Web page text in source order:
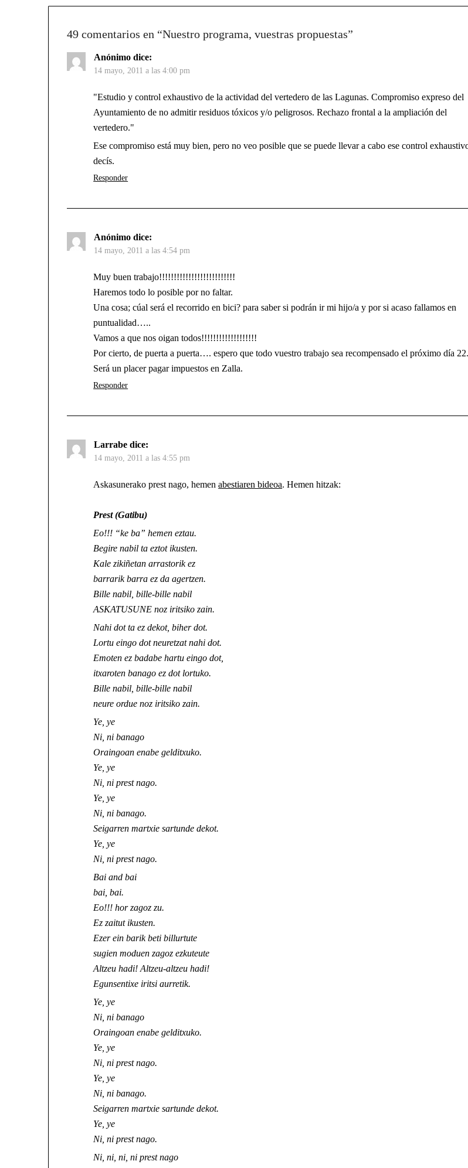
49 comentarios en “Nuestro programa, vuestras propuestas”
Anónimo dice:
14 mayo, 2011 a las 4:00 pm
"Estudio y control exhaustivo de la actividad del vertedero de las Lagunas. Compromiso expreso del
Ayuntamiento de no admitir residuos tóxicos y/o peligrosos. Rechazo frontal a la ampliación del
vertedero."
Ese compromiso está muy bien, pero no veo posible que se puede llevar a cabo ese control
decís.
Responder
Anónimo dice:
14 mayo, 2011 a las 4:54 pm
Muy buen trabajo!!!!!!!!!!!!!!!!!!!!!!!!!!
Haremos todo lo posible por no faltar.
Una cosa; cúal será el recorrido en bici? para saber si podrán ir mi hijo/a y por si acaso fallamos en
puntualidad…..
Vamos a que nos oigan todos!!!!!!!!!!!!!!!!!!!
Por cierto, de puerta a puerta…. espero que todo vuestro trabajo sea recompensado el próximo día 22.
Será un placer pagar impuestos en Zalla.
Responder
Larrabe dice:
14 mayo, 2011 a las 4:55 pm
Askasunerako prest nago, hemenabestiaren bideoa. Hemen hitzak:
Prest (Gatibu)
Eo!!! “ke ba” hemen eztau.
Begire nabil ta eztot ikusten.
Kale zikiñetan arrastorik ez
barrarik barra ez da agertzen.
Bille nabil, bille-bille nabil
ASKATUSUNE noz iritsiko zain.
Nahi dot ta ez dekot, biher dot.
Lortu eingo dot neuretzat nahi dot.
Emoten ez badabe hartu eingo dot,
itxaroten banago ez dot lortuko.
Bille nabil, bille-bille nabil
neure ordue noz iritsiko zain.
Ye, ye
Ni, ni banago
Oraingoan enabe gelditxuko.
Ye, ye
Ni, ni prest nago.
Ye, ye
Ni, ni banago.
Seigarren martxie sartunde dekot.
Ye, ye
Ni, ni prest nago.
Bai and bai
bai, bai.
Eo!!! hor zagoz zu.
Ez zaitut ikusten.
Ezer ein barik beti billurtute
sugien moduen zagoz ezkuteute
Altzeu hadi! Altzeu-altzeu hadi!
Egunsentixe iritsi aurretik.
Ye, ye
Ni, ni banago
Oraingoan enabe gelditxuko.
Ye, ye
Ni, ni prest nago.
Ye, ye
Ni, ni banago.
Seigarren martxie sartunde dekot.
Ye, ye
Ni, ni prest nago.
Ni, ni, ni, ni prest nago